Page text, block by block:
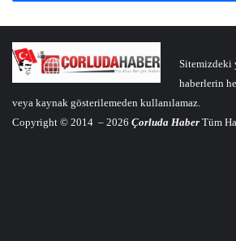
Sitemizdeki
haberlerin
veya kaynak gösterilemeden kullanılamaz.
Copyright © 2014 – 2026 Çorluda Haber Tüm